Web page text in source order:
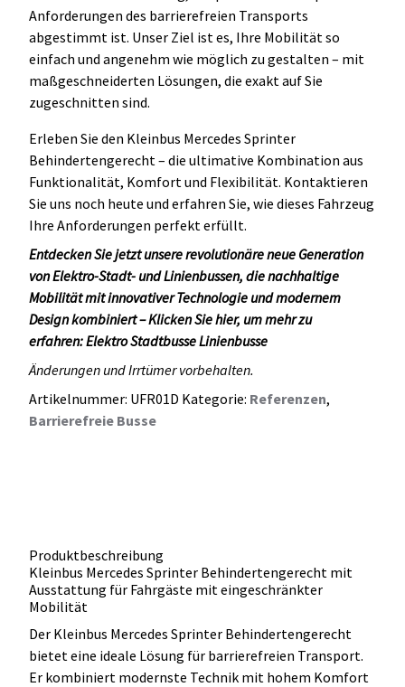
Anforderungen des barrierefreien Transports
abgestimmt ist. Unser Ziel ist es, Ihre Mobilität so
einfach und angenehm wie möglich zu gestalten – mit
maßgeschneiderten Lösungen, die exakt auf Sie
zugeschnitten sind.
Erleben Sie den Kleinbus Mercedes Sprinter
Behindertengerecht – die ultimative Kombination aus
Funktionalität, Komfort und Flexibilität. Kontaktieren
Sie uns noch heute und erfahren Sie, wie dieses Fahrzeug
Ihre Anforderungen perfekt erfüllt.
Entdecken Sie jetzt unsere revolutionäre neue Generation
von Elektro-Stadt- und Linienbussen, die nachhaltige
Mobilität mit innovativer Technologie und modernem
Design kombiniert – Klicken Sie hier, um mehr zu
erfahren:Elektro Stadtbusse Linienbusse
Änderungen und Irrtümer vorbehalten.
Artikelnummer: UFR01D Kategorie: Referenzen,
Barrierefreie Busse
Produktbeschreibung
Kleinbus Mercedes Sprinter Behindertengerecht mit
Ausstattung für Fahrgäste mit eingeschränkter
Mobilität
Der Kleinbus Mercedes Sprinter Behindertengerecht
bietet eine ideale Lösung für barrierefreien Transport.
Er kombiniert modernste Technik mit hohem Komfort